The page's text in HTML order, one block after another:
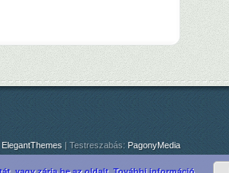
ElegantThemes | Testreszabás: PagonyMedia